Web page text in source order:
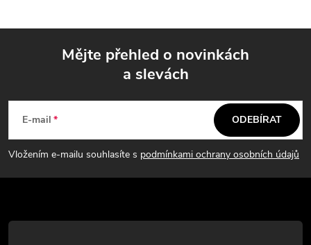
p
t
Mějte přehled o novinkách
a slevách
E-mail
Vložením e-mailu souhlasíte s podmínkami ochrany osobních údajů
ODEBÍRAT